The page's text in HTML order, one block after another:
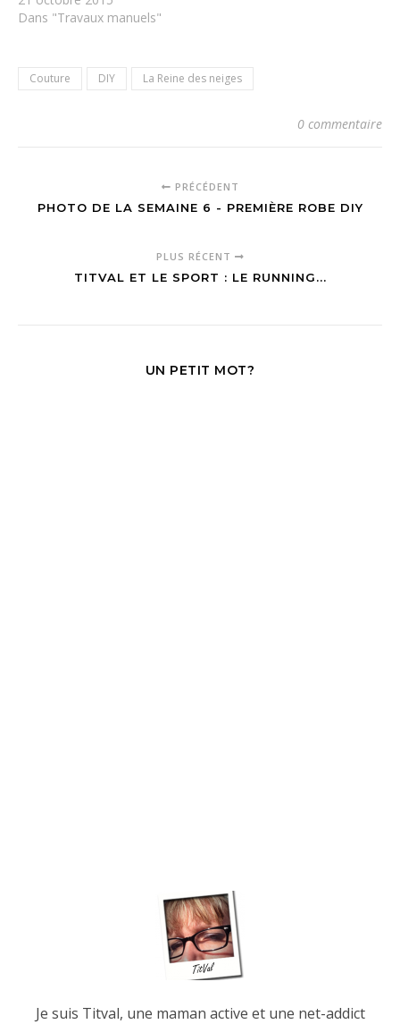
Dans "Travaux manuels"
Couture DIY La Reine des neiges
0 commentaire
PRÉCÉDENT
PHOTO DE LA SEMAINE 6 - PREMIÈRE ROBE DIY
PLUS RÉCENT
TITVAL ET LE SPORT : LE RUNNING...
UN PETIT MOT?
Je suis Titval, une maman active et une net-addict